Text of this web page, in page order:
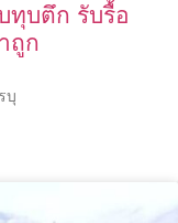
ทุบตึก รับรื้อ
ถูก
บุ